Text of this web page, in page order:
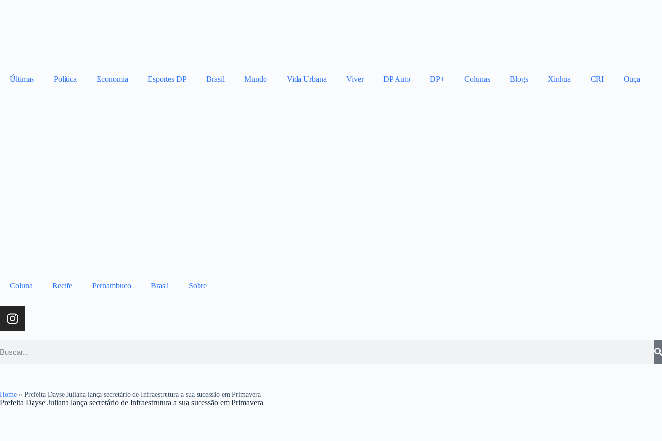
Últimas Política Economia Esportes DP Brasil Mundo Vida Urbana Viver DP Auto DP+ Colunas Blogs Xinhua CRI Ouça
Coluna Recife Pernambuco Brasil Sobre
Home » Prefeita Dayse Juliana lança secretário de Infraestrutura a sua sucessão em Primavera
Prefeita Dayse Juliana lança secretário de Infraestrutura a sua sucessão em Primavera